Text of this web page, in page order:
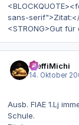
sans-
<STRONG>Gut
SteffiMichi
14. Oktober
Ausb. FIAE 1.Lj
Schule.